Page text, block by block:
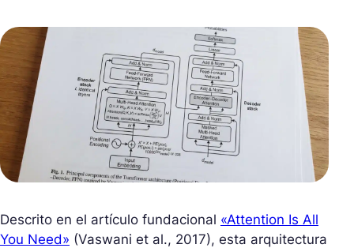
Descrito en el artículo fundacional «Attention Is All
You Need» (Vaswani et al., 2017), esta arquitectura